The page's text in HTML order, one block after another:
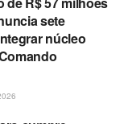
sete
núcleo